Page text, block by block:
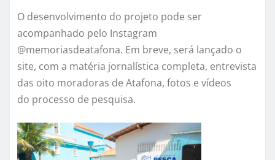
O desenvolvimento do projeto pode ser
acompanhado pelo Instagram
@memoriasdeatafona. Em breve, será lançado o
site, com a matéria jornalística completa, entrevista
das oito moradoras de Atafona, fotos e vídeos
do processo de pesquisa.